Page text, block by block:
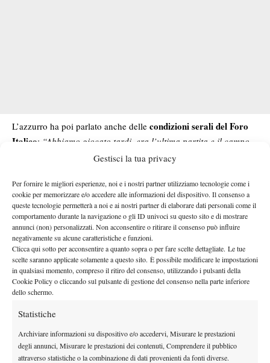
Gestisci la tua privacy
Per fornire le migliori esperienze, noi e i nostri partner utilizziamo tecnologie come i
cookie per memorizzare e/o accedere alle informazioni del dispositivo. Il consenso a
queste tecnologie permetterà a noi e ai nostri partner di elaborare dati personali come il
comportamento durante la navigazione o gli ID univoci su questo sito e di mostrare
annunci (non) personalizzati. Non acconsentire o ritirare il consenso può influire
negativamente su alcune caratteristiche e funzioni.
Clicca qui sotto per acconsentire a quanto sopra o per fare scelte dettagliate. Le tue
scelte saranno applicate solamente a questo sito. È possibile modificare le impostazioni
in qualsiasi momento, compreso il ritiro del consenso, utilizzando i pulsanti della
Cookie Policy o cliccando sul pulsante di gestione del consenso nella parte inferiore
dello schermo.
Statistiche
Archiviare informazioni su dispositivo e/o accedervi, Misurare le prestazioni
degli annunci, Misurare le prestazioni dei contenuti, Comprendere il pubblico
attraverso statistiche o la combinazione di dati provenienti da fonti diverse.
L’azzurro ha poi parlato anche delle condizioni serali del Foro
Italico: “Abbiamo giocato tardi, era l’ultima partita e il campo
era un po’ più lento e diverso rispetto agli altri match. Essendo
varie emozioni durante il match, peròsono contento della
prestazione e di essere al terzo turno”.
Sul prossimo ostacolo,Tommy Paul,Darderi è consapevole
della difficoltà della sfidama vuole giocarsi le proprie chance:
“Tommy è un grande giocatore. Non ho mai vinto contro di lui e
l’ultima volta ci ho giocato due anni fa. Ha fatto due semifinali
qui a Roma, quindi ha grandi risultati su questi campi, però
penso di poter fare una bella partita.